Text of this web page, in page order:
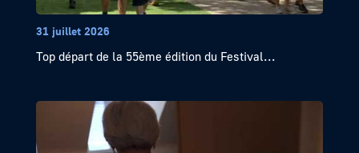
31 juillet 2026
Top départ de la 55ème édition du Festival...